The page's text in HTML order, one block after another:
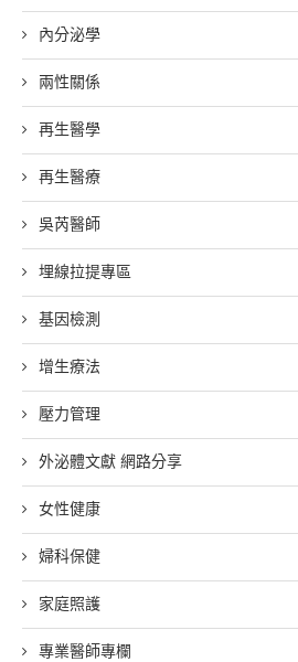
內分泌學
兩性關係
再生醫學
再生醫療
吳芮醫師
埋線拉提專區
基因檢測
增生療法
壓力管理
外泌體文獻 網路分享
女性健康
婦科保健
家庭照護
專業醫師專欄